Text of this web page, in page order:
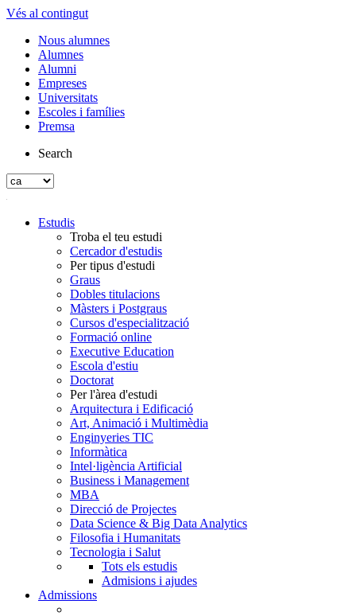
Vés al contingut
Nous alumnes
Alumnes
Alumni
Empreses
Universitats
Escoles i famílies
Premsa
Search
Estudis
Troba el teu estudi
Cercador d'estudis
Per tipus d'estudi
Graus
Dobles titulacions
Màsters i Postgraus
Cursos d'especialització
Formació online
Executive Education
Escola d'estiu
Doctorat
Per l'àrea d'estudi
Arquitectura i Edificació
Art, Animació i Multimèdia
Enginyeries TIC
Informàtica
Intel·ligència Artificial
Business i Management
MBA
Direcció de Projectes
Data Science & Big Data Analytics
Filosofia i Humanitats
Tecnologia i Salut
Tots els estudis
Admisions i ajudes
Admissions